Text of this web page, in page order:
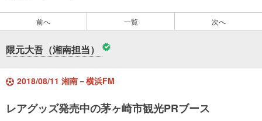
前へ 一覧 次へ
隈元大吾（湘南担当）
2018/08/11 湘南－横浜FM
レアグッズ発売中の茅ヶ崎市観光PRブース